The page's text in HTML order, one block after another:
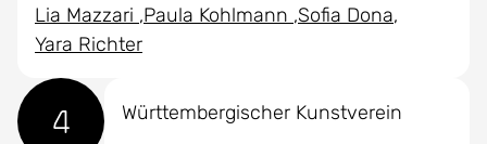
Lia Mazzari Paula Kohlmann Sofia Dona
Yara Richter
4 Württembergischer Kunstverein